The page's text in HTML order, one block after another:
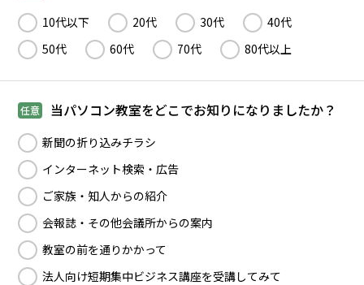
10代以下 20代 30代
40代
50代
60代 70代 80代以上
任意 当パソコン教室をどこでお知りになりましたか？
新聞の折り込みチラシ
インターネット検索・広告
ご家族・知人からの紹介
会報誌・その他会議所からの案内
教室の前を通りかかって
法人向け短期集中ビジネス講座を受講してみて